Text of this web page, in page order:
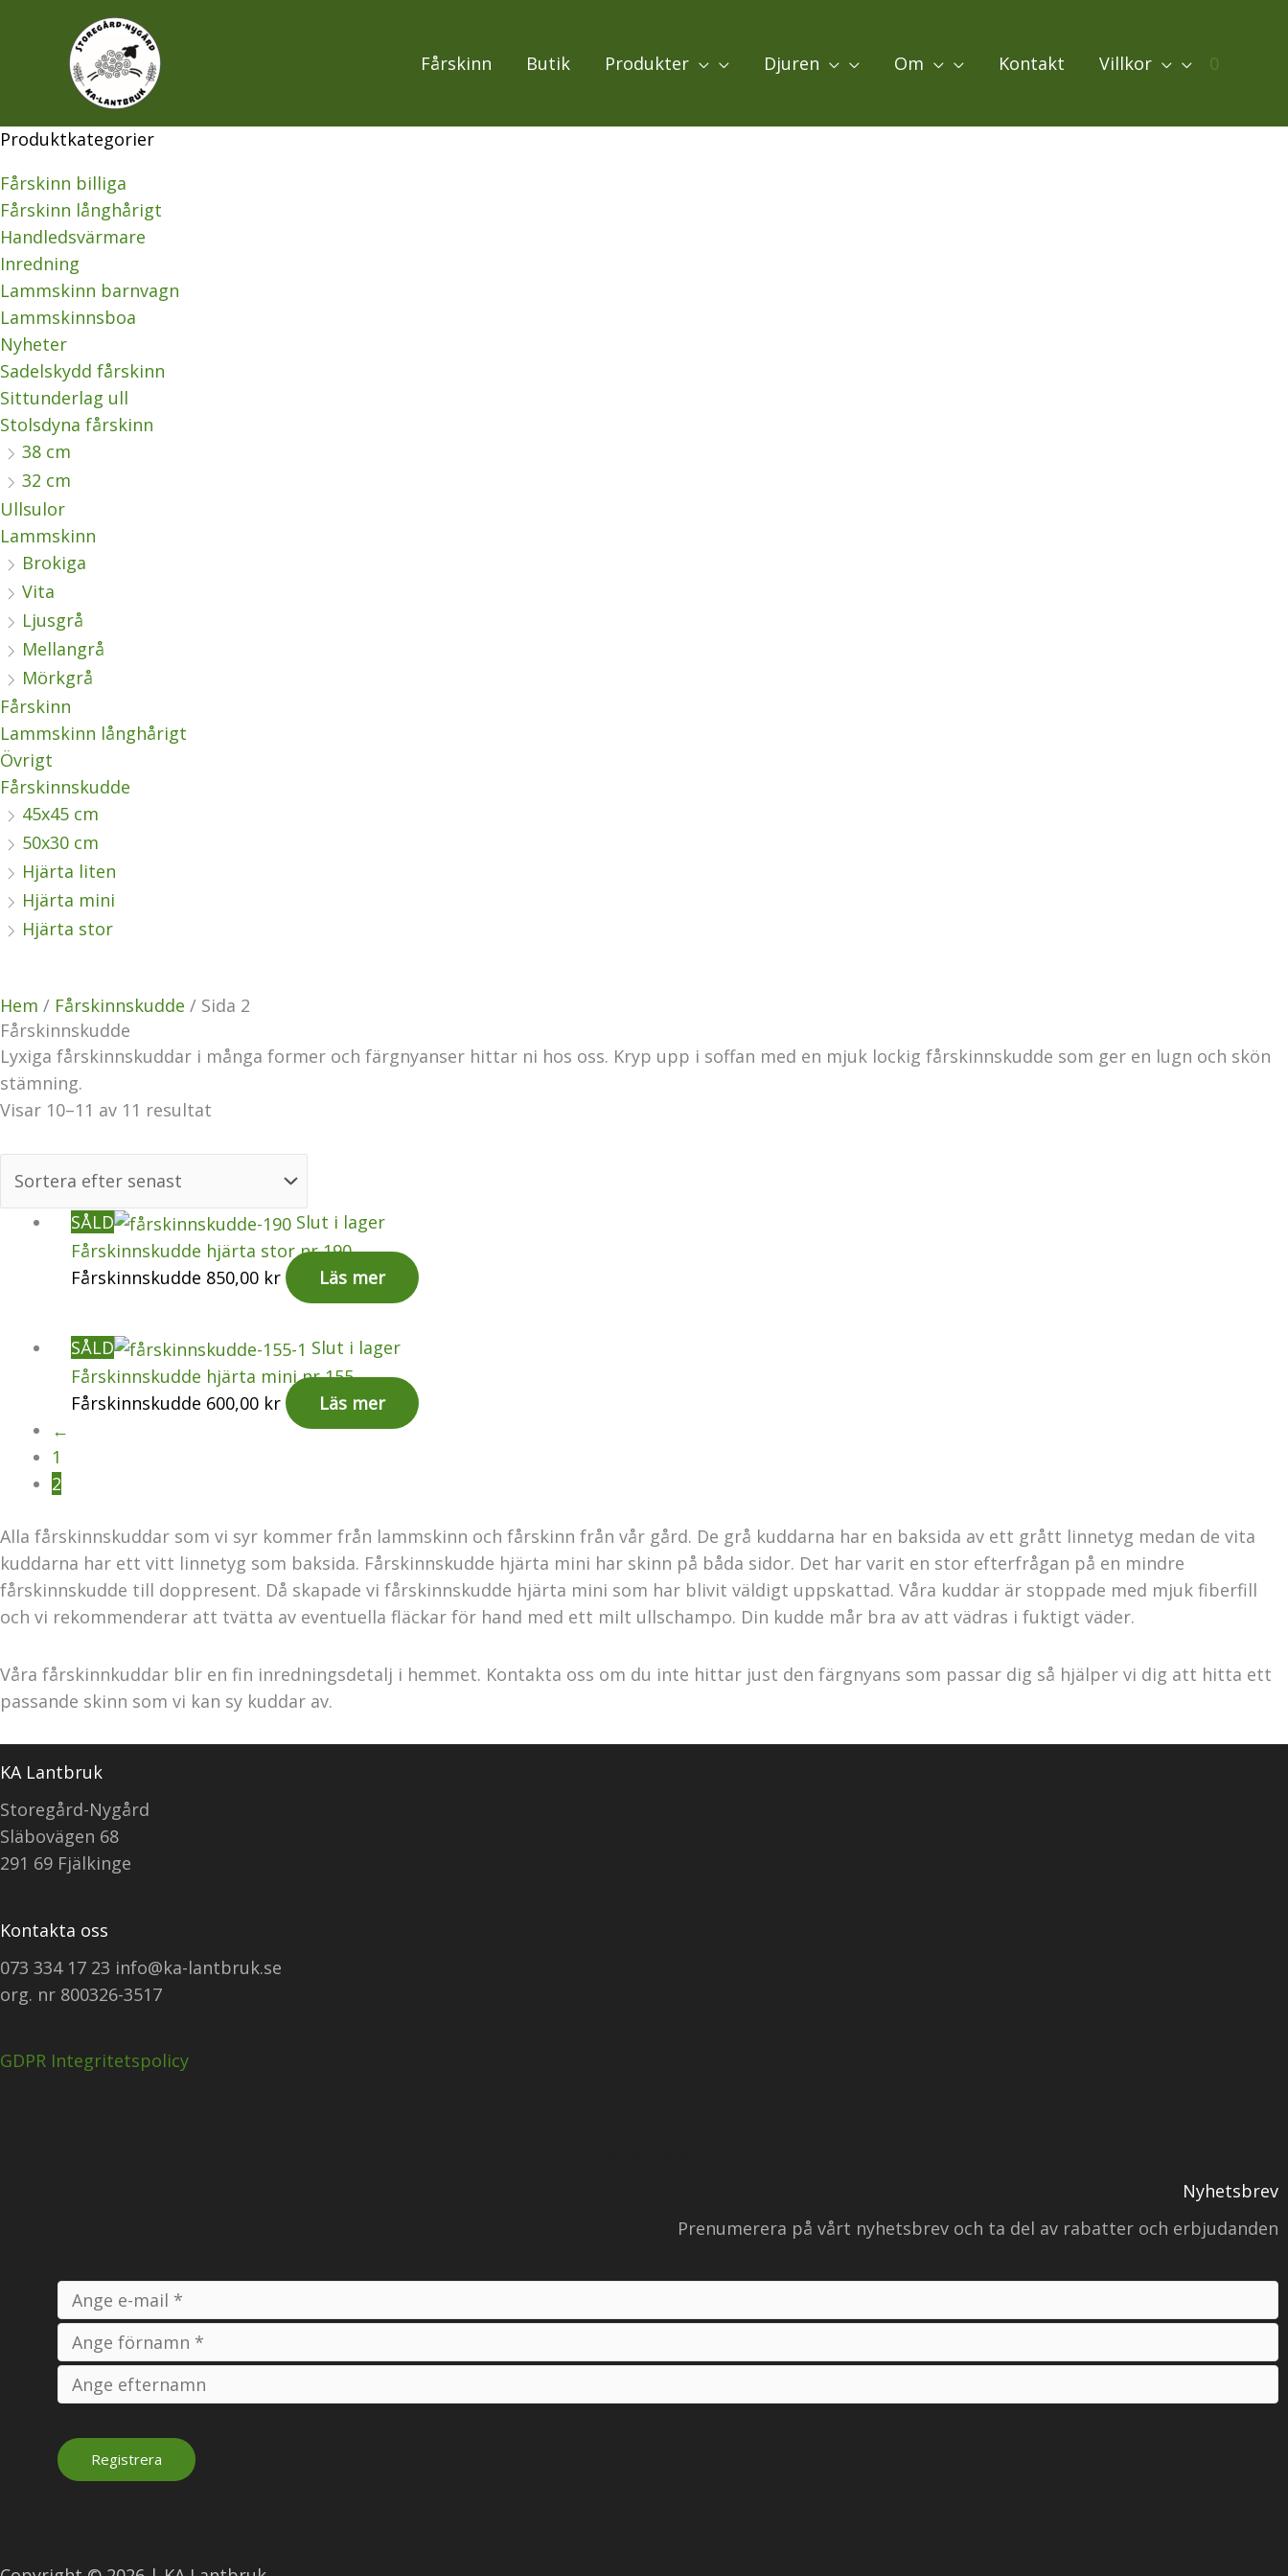
Fårskinn Butik Produkter Djuren Om Kontakt Villkor 0
Produktkategorier
Fårskinn billiga
Fårskinn långhårigt
Handledsvärmare
Inredning
Lammskinn barnvagn
Lammskinnsboa
Nyheter
Sadelskydd fårskinn
Sittunderlag ull
Stolsdyna fårskinn
38 cm
32 cm
Ullsulor
Lammskinn
Brokiga
Vita
Ljusgrå
Mellangrå
Mörkgrå
Fårskinn
Lammskinn långhårigt
Övrigt
Fårskinnskudde
45x45 cm
50x30 cm
Hjärta liten
Hjärta mini
Hjärta stor
Hem / Fårskinnskudde / Sida 2
Fårskinnskudde
Lyxiga fårskinnskuddar i många former och färgnyanser hittar ni hos oss. Kryp upp i soffan med en mjuk lockig fårskinnskudde som ger en lugn och skön
stämning.
Visar 10–11 av 11 resultat
SÅLD
Slut i lager
Fårskinnskudde hjärta stor nr 190
Fårskinnskudde 850,00 kr Läs mer
SÅLD
Slut i lager
Fårskinnskudde hjärta mini nr 155
Fårskinnskudde 600,00 kr
Läs mer
←
1
2
Alla fårskinnskuddar som vi syr kommer från lammskinn och fårskinn från vår gård. De grå kuddarna har en baksida av ett grått linnetyg medan de vita
kuddarna har ett vitt linnetyg som baksida. Fårskinnskudde hjärta mini har skinn på båda sidor. Det har varit en stor efterfrågan på en mindre
fårskinnskudde till doppresent. Då skapade vi fårskinnskudde hjärta mini som har blivit väldigt uppskattad. Våra kuddar är stoppade med mjuk fiberfill
och vi rekommenderar att tvätta av eventuella fläckar för hand med ett milt ullschampo. Din kudde mår bra av att vädras i fuktigt väder.
Våra fårskinnkuddar blir en fin inredningsdetalj i hemmet. Kontakta oss om du inte hittar just den färgnyans som passar dig så hjälper vi dig att hitta ett
passande skinn som vi kan sy kuddar av.
KA Lantbruk
Storegård-Nygård
Släbovägen 68
291 69 Fjälkinge
Kontakta oss
073 334 17 23 info@ka-lantbruk.se
org. nr 800326-3517
GDPR Integritetspolicy
Nyhetsbrev
Prenumerera på vårt nyhetsbrev och ta del av rabatter och erbjudanden